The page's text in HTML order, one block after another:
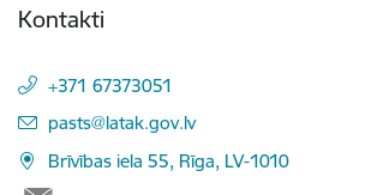
Kontakti
+371 67373051
E-pasts:
pasts@latak.gov.lv
Brīvības iela 55, Rīga, LV-1010